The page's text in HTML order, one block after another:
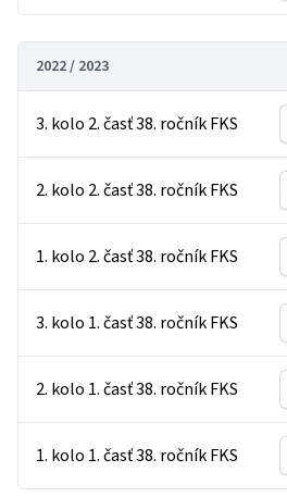
2022 / 2023
3. kolo 2. časť 38. ročník FKS
2. kolo 2. časť 38. ročník FKS
1. kolo 2. časť 38. ročník FKS
3. kolo 1. časť 38. ročník FKS
2. kolo 1. časť 38. ročník FKS
1. kolo 1. časť 38. ročník FKS